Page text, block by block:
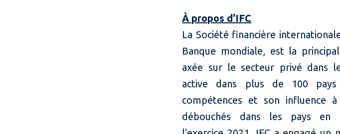
À propos d'IFC
La Société financière
Banque mondiale, est la
axée sur le secteur privé dans
active dans plus de 100
compétences et son influence
débouchés dans les pays en